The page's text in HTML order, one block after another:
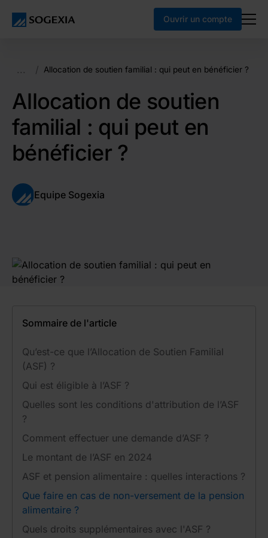
Ouvrir un compte
... / Allocation de soutien familial : qui peut en bénéficier ?
Allocation de soutien
familial : qui peut en
bénéficier ?
Equipe Sogexia
Sommaire de l'article
Qu’est-ce que l’Allocation de Soutien Familial
(ASF) ?
Qui est éligible à l’ASF ?
Quelles sont les conditions d'attribution de l’ASF
?
Comment effectuer une demande d’ASF ?
Le montant de l’ASF en 2024
ASF et pension alimentaire : quelles interactions ?
Que faire en cas de non-versement de la pension
alimentaire ?
Quels droits supplémentaires avec l'ASF ?